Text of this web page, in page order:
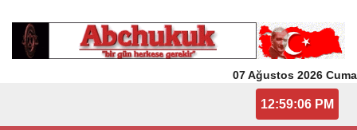
07 Ağustos 2026 Cuma
12:59:06 PM